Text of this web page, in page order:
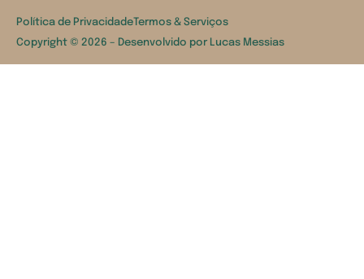
Copyright © 2026 – Desenvolvido por Lucas Messias
Política de Privacidade Termos & Serviços